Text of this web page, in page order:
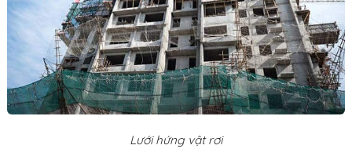
Lưới hứng vật rơi